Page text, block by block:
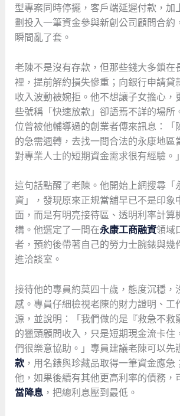
型專案同時停擺，客戶端延遲付款，加
劃投入一筆資金參與新創公司顧問合約
瞬間亂了套。
老陳不是沒有存款，但那些錢大多鎖在
裡，提前解約損失慘重；向銀行申請貸
收入波動被婉拒。他不想讓子女擔心，
些號稱「快速放款」卻語焉不詳的場所
位曾被他輔導過的創業者傳來訊息：「
的急需週轉，去找一間合法的永康地區
對專業人士的短期資金需求很有經驗。」
這句話點醒了老陳。他開始上網搜尋「
資」，發現原來正規當舖早已不是印象
面，而是有明亮接待區、透明利率計算
構。他選定了一間在永康工商融資領域
者，預約後帶著自己的勞力士腕錶與幾
進洽談室。
接待他的專員約莫四十歲，態度沉穩，
感。專員仔細檢視老陳的財力證明、工
源，並說明：「我們做的是『救急不救
的獵頭顧問收入，只是短期現金流卡住
們很樂意協助。」專員建議老陳可以先
款，用名錶與珍藏品取得一筆資金應急
他，如果後續有其他更高利率的債務，
當降息，把總利息壓到最低。